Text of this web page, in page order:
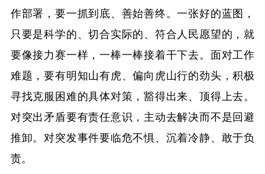
作部署，要一抓到底、善始善终。一张好的蓝图，
只要是科学的、切合实际的、符合人民愿望的，就
要像接力赛一样，一棒一棒接着干下去。面对工作
难题，要有明知山有虎、偏向虎山行的劲头，积极
寻找克服困难的具体对策，豁得出来、顶得上去。
对突出矛盾要有责任意识，主动去解决而不是回避
推卸。对突发事件要临危不惧、沉着冷静、敢于负
责。